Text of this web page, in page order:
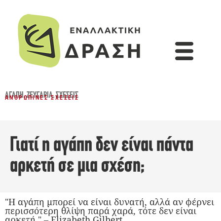
ΑΓΆΠΗ,ΖΕΥΓΆΡΙΑ,ΣΧΈΣΕΙΣ
ΑΝΘΡΏΠΙΝΕΣ ΣΧΈΣΕΙΣ
Γιατί η αγάπη δεν είναι πάντα
αρκετή σε μια σχέση;
"Η αγάπη μπορεί να είναι δυνατή, αλλά αν φέρνει
περισσότερη θλίψη παρά χαρά, τότε δεν είναι